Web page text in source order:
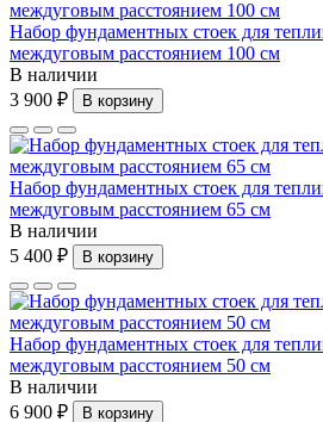
Набор фундаментных стоек для
междуговым расстоянием 100 см
В наличии
3 900 ₽
В корзину
Набор фундаментных стоек для
междуговым расстоянием 65 см
В наличии
5 400 ₽
В корзину
Набор фундаментных стоек для
междуговым расстоянием 50 см
В наличии
6 900 ₽
В корзину